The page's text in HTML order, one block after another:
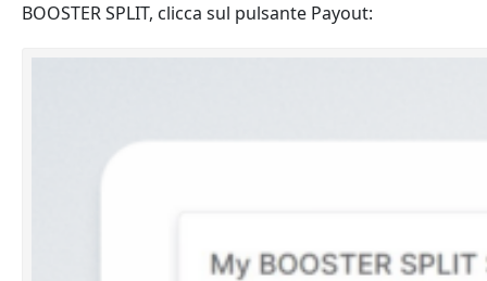
BOOSTER SPLIT, clicca sul pulsante Payout: